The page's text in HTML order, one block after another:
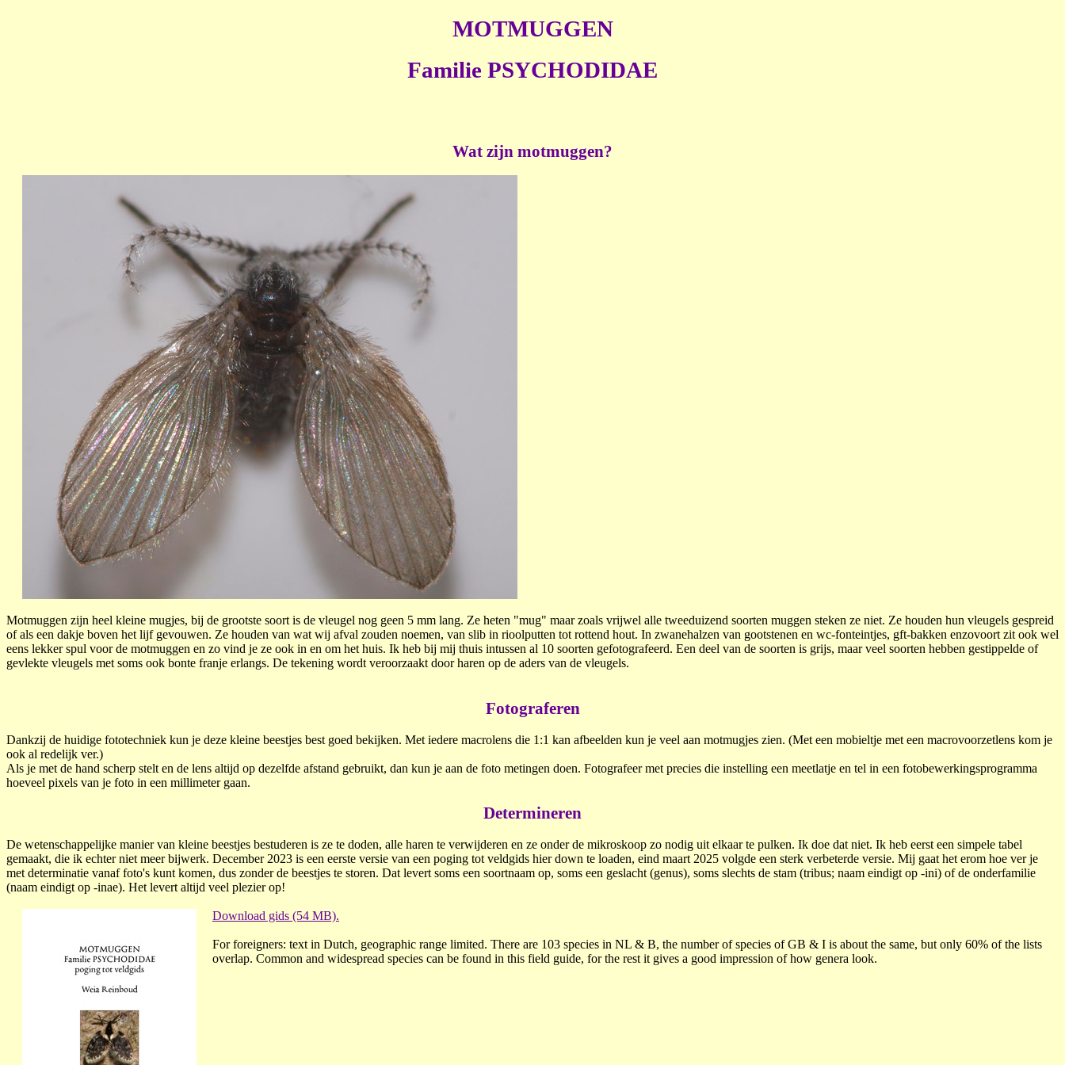
MOTMUGGEN
Familie PSYCHODIDAE
Wat zijn motmuggen?
Motmuggen zijn heel kleine mugjes, bij de grootste soort is de vleugel nog geen 5 mm lang. Ze heten "mug" maar zoals vrijwel alle tweeduizend soorten muggen steken ze niet. Ze houden hun vleugels gespreid
of als een dakje boven het lijf gevouwen. Ze houden van wat wij afval zouden noemen, van slib in rioolputten tot rottend hout. In zwanehalzen van gootstenen en wc-fonteintjes, gft-bakken enzovoort zit ook wel
eens lekker spul voor de motmuggen en zo vind je ze ook in en om het huis. Ik heb bij mij thuis intussen al 10 soorten gefotografeerd. Een deel van de soorten is grijs, maar veel soorten hebben gestippelde of
gevlekte vleugels met soms ook bonte franje erlangs. De tekening wordt veroorzaakt door haren op de aders van de vleugels.
Fotograferen
Dankzij de huidige fototechniek kun je deze kleine beestjes best goed bekijken. Met iedere macrolens die 1:1 kan afbeelden kun je veel aan motmugjes zien. (Met een mobieltje met een macrovoorzetlens kom je
ook al redelijk ver.)
Als je met de hand scherp stelt en de lens altijd op dezelfde afstand gebruikt, dan kun je aan de foto metingen doen. Fotografeer met precies die instelling een meetlatje en tel in een fotobewerkingsprogramma
hoeveel pixels van je foto in een millimeter gaan.
Determineren
De wetenschappelijke manier van kleine beestjes bestuderen is ze te doden, alle haren te verwijderen en ze onder de mikroskoop zo nodig uit elkaar te pulken. Ik doe dat niet. Ik heb eerst een simpele tabel
gemaakt, die ik echter niet meer bijwerk. December 2023 is een eerste versie van een poging tot veldgids hier down te loaden, eind maart 2025 volgde een sterk verbeterde versie. Mij gaat het erom hoe ver je
met determinatie vanaf foto's kunt komen, dus zonder de beestjes te storen. Dat levert soms een soortnaam op, soms een geslacht (genus), soms slechts de stam (tribus; naam eindigt op -ini) of de onderfamilie
(naam eindigt op -inae). Het levert altijd veel plezier op!
Download gids (54 MB).
For foreigners: text in Dutch, geographic range limited. There are 103 species in NL & B, the number of species of GB & I is about the same, but only 60% of the lists
overlap. Common and widespread species can be found in this field guide, for the rest it gives a good impression of how genera look.